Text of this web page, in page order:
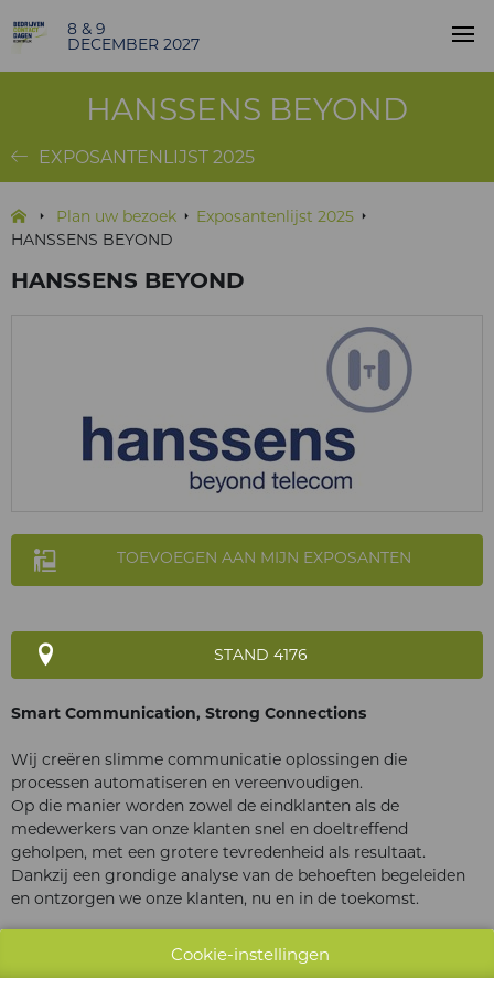
8 & 9
DECEMBER 2027
HANSSENS BEYOND
EXPOSANTENLIJST 2025
Plan uw bezoek
Exposantenlijst 2025
HANSSENS BEYOND
HANSSENS BEYOND
TOEVOEGEN AAN MIJN EXPOSANTEN
STAND 4176
Smart Communication, Strong Connections
Wij creëren slimme communicatie oplossingen die
processen automatiseren en vereenvoudigen.
Op die manier worden zowel de eindklanten als de
medewerkers van onze klanten snel en doeltreffend
geholpen, met een grotere tevredenheid als resultaat.
Dankzij een grondige analyse van de behoeften begeleiden
en ontzorgen we onze klanten, nu en in de toekomst.
Smart Vision, Strong FutureCookie-instellingen